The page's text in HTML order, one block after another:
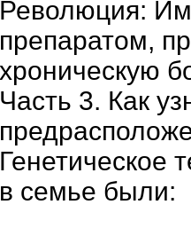
Революция:
препаратом,
хроническую
Часть 3. Как
Генетическое
в семье были: